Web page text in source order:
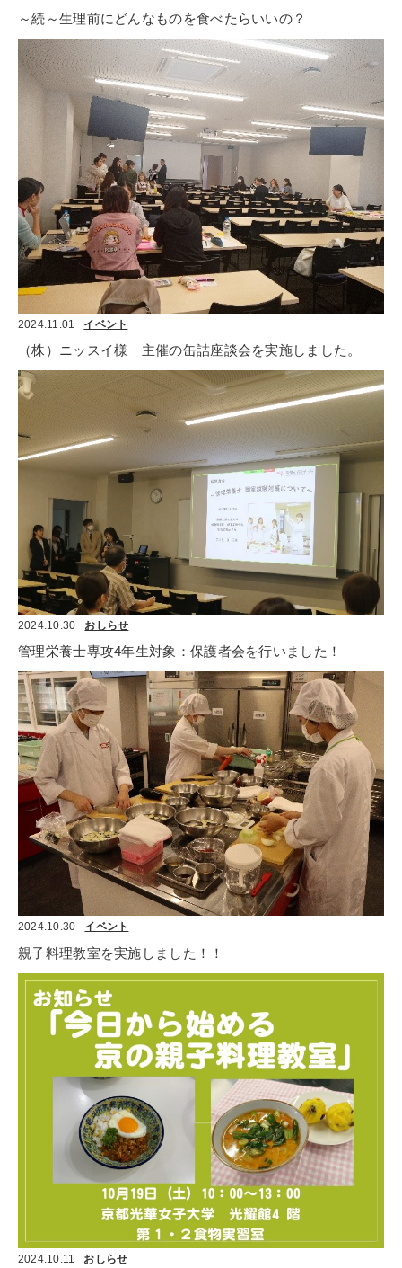
～続～生理前にどんなものを食べたらいいの？
2024.11.01 イベント
（株）ニッスイ様　主催の缶詰座談会を実施しました。
2024.10.30 おしらせ
管理栄養士専攻4年生対象：保護者会を行いました！
2024.10.30 イベント
親子料理教室を実施しました！！
2024.10.11 おしらせ